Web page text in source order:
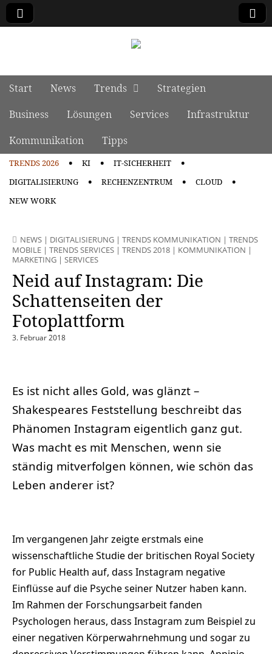
Main menu
Skip to content
Start News Trends
Strategien
Business
Lösungen Services
Infrastruktur
Kommunikation
Tipps
TRENDS 2026 KI
IT-SICHERHEIT
DIGITALISIERUNG
RECHENZENTRUM
CLOUD
NEW WORK
NEWS | DIGITALISIERUNG | TRENDS KOMMUNIKATION | TRENDS
MOBILE | TRENDS SERVICES | TRENDS 2018 | KOMMUNIKATION |
MARKETING | SERVICES
Neid auf Instagram: Die
Schattenseiten der
Fotoplattform
3. Februar 2018
Es ist nicht alles Gold, was glänzt –
Shakespeares Feststellung beschreibt das
Phänomen Instagram eigentlich ganz gut.
Was macht es mit Menschen, wenn sie
ständig mitverfolgen können, wie schön das
Leben anderer ist?
Im vergangenen Jahr zeigte erstmals eine
wissenschaftliche Studie der britischen Royal Society
for Public Health auf, dass Instagram negative
Einflüsse auf die Psyche seiner Nutzer haben kann.
Im Rahmen der Forschungsarbeit fanden
Psychologen heraus, dass Instagram zum Beispiel zu
einer negativen Körperwahrnehmung und sogar zu